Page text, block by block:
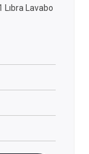
Lıbra Lavabo